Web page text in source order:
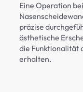
Eine Operation
präzise
ästhetische
die Funktionalität
erhalten.